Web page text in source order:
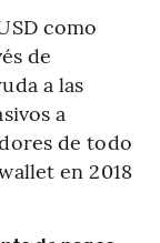
como
de
a las
a
de todo
en 2018